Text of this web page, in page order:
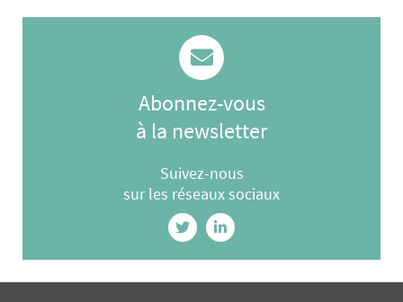
Abonnez-vous
à la newsletter
Suivez-nous
sur les réseaux sociaux